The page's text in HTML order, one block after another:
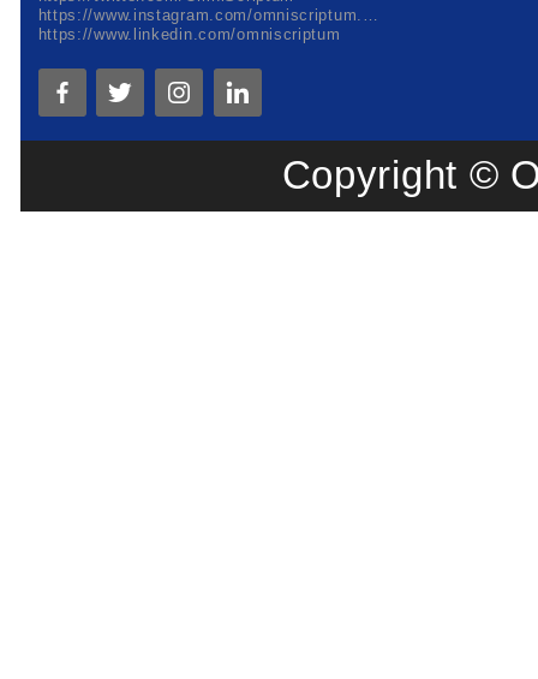
https://www.instagram.com/omniscriptum.publishing
https://www.linkedin.com/omniscriptum
Copyright ©